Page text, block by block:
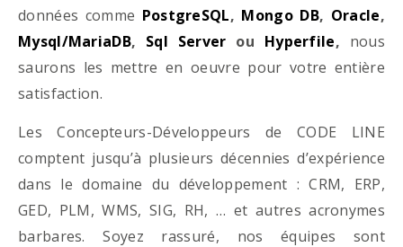
données comme PostgreSQL, Mongo DB, Oracle,
Mysql/MariaDB, Sql Server ou Hyperfile, nous
saurons les mettre en oeuvre pour votre entière
satisfaction.
Les Concepteurs-Développeurs de CODE LINE
comptent jusqu’à plusieurs décennies d’expérience
dans le domaine du développement : CRM, ERP,
GED, PLM, WMS, SIG, RH, … et autres acronymes
barbares. Soyez rassuré, nos équipes sont